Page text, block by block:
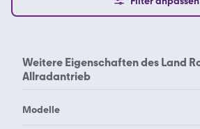
Weitere Eigenschaften des Land
Allradantrieb
Modelle